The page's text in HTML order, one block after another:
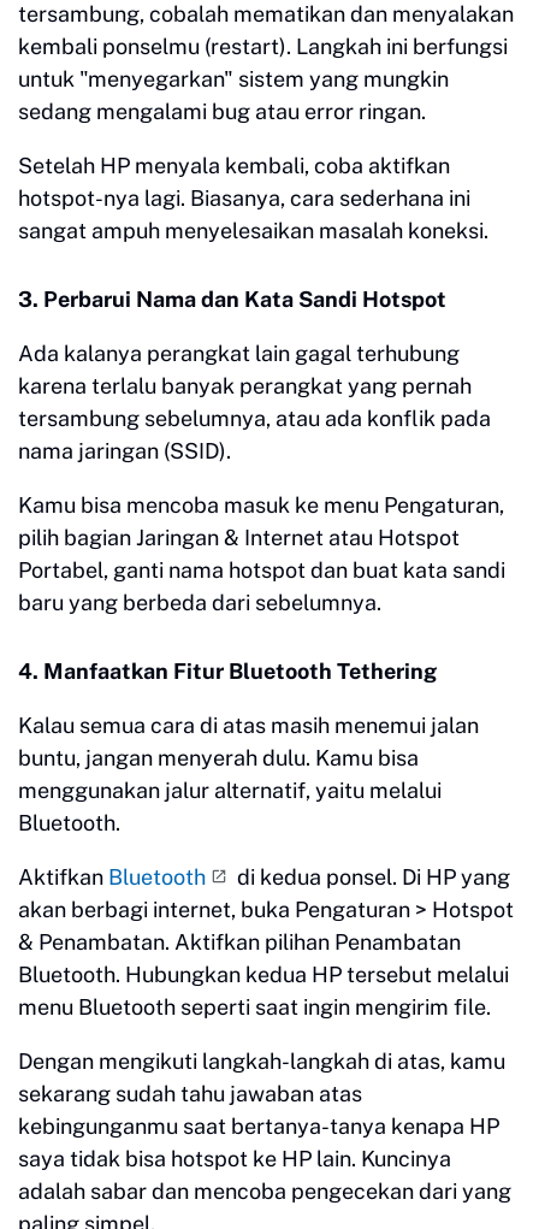
tersambung, cobalah mematikan dan menyalakan
kembali ponselmu (restart). Langkah ini berfungsi
untuk "menyegarkan" sistem yang mungkin
sedang mengalami bug atau error ringan.
Setelah HP menyala kembali, coba aktifkan
hotspot-nya lagi. Biasanya, cara sederhana ini
sangat ampuh menyelesaikan masalah koneksi.
3. Perbarui Nama dan Kata Sandi Hotspot
Ada kalanya perangkat lain gagal terhubung
karena terlalu banyak perangkat yang pernah
tersambung sebelumnya, atau ada konflik pada
nama jaringan (SSID).
Kamu bisa mencoba masuk ke menu Pengaturan,
pilih bagian Jaringan & Internet atau Hotspot
Portabel, ganti nama hotspot dan buat kata sandi
baru yang berbeda dari sebelumnya.
4. Manfaatkan Fitur Bluetooth Tethering
Kalau semua cara di atas masih menemui jalan
buntu, jangan menyerah dulu. Kamu bisa
menggunakan jalur alternatif, yaitu melalui
Bluetooth.
Aktifkan Bluetooth
di kedua ponsel. Di HP yang
akan berbagi internet, buka Pengaturan > Hotspot
& Penambatan. Aktifkan pilihan Penambatan
Bluetooth. Hubungkan kedua HP tersebut melalui
menu Bluetooth seperti saat ingin mengirim file.
Dengan mengikuti langkah-langkah di atas, kamu
sekarang sudah tahu jawaban atas
kebingunganmu saat bertanya-tanya kenapa HP
saya tidak bisa hotspot ke HP lain. Kuncinya
adalah sabar dan mencoba pengecekan dari yang
paling simpel.